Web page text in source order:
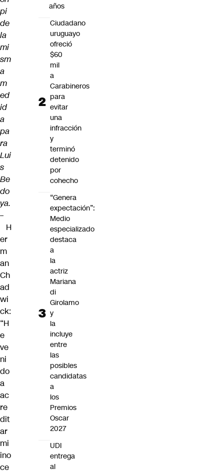
pi
de
la
mi
sm
a
m
ed
id
a
pa
ra
Lui
s
Be
do
ya.
–
H
er
m
an
Ch
ad
wi
ck:
“H
e
ve
ni
do
a
ac
re
dit
ar
mi
ino
ce
años
Ciudadano
uruguayo
ofreció
$60
mil
a
Carabineros
para
evitar
una
infracción
y
terminó
detenido
por
cohecho
“Genera
expectación”:
Medio
especializado
destaca
a
la
actriz
Mariana
di
Girolamo
y
la
incluye
entre
las
posibles
candidatas
a
los
Premios
Oscar
2027
UDI
entrega
al